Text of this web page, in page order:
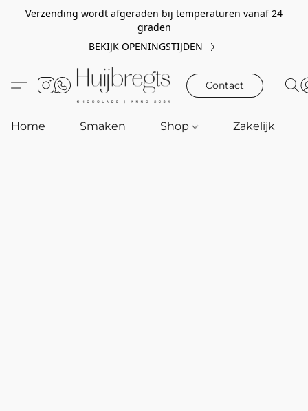
Verzending wordt afgeraden bij temperaturen vanaf 24
graden
BEKIJK OPENINGSTIJDEN
Contact
Home Smaken Shop Zakelijk